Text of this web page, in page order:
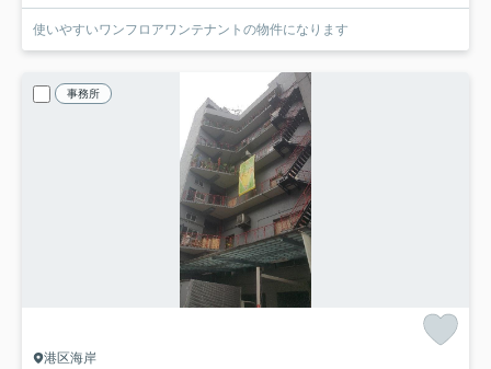
使いやすいワンフロアワンテナントの物件になります
事務所
港区海岸